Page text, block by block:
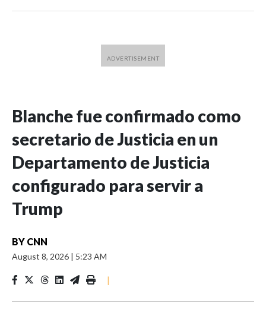
Blanche fue confirmado como
secretario de Justicia en un
Departamento de Justicia
configurado para servir a
Trump
BY CNN
August 8, 2026 | 5:23 AM
|